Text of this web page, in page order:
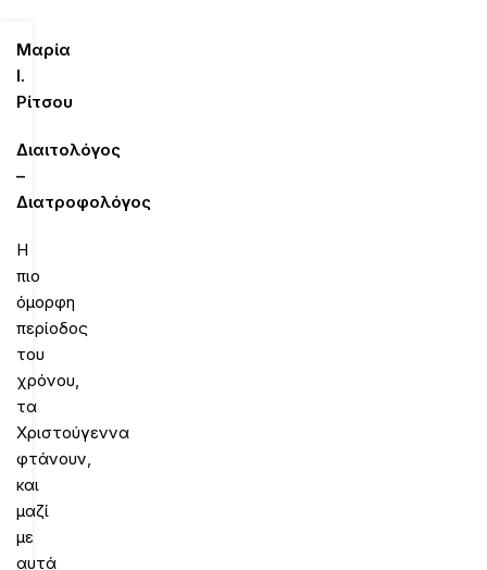
Μαρία
Ι.
Ρίτσου
Διαιτολόγος
–
Διατροφολόγος
Η
πιο
όμορφη
περίοδος
του
χρόνου,
τα
Χριστούγεννα
φτάνουν,
και
μαζί
με
αυτά